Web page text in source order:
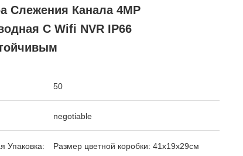
Слежения Канала 4MP
С Wifi NVR IP66
50
negotiable
Упаковка: Размер цветной коробки: 41x19x29см